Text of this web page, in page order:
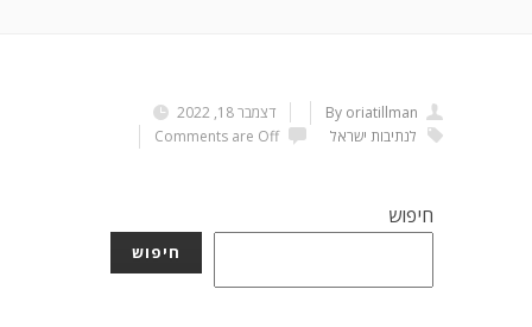
דצמבר 18, 2022
By oriatillman
Comments are Off
לנתיבות ישראל
חיפוש
חיפוש